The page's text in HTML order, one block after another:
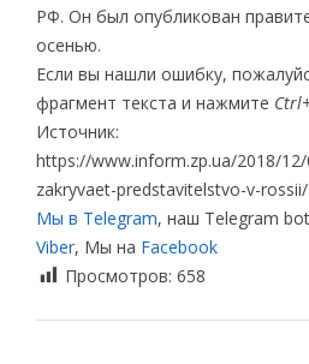
РФ. Он был опубликован
осенью.
Если вы нашли ошибку,
фрагмент текста и нажмите
Источник:
https://www.inform.zp.ua/2018/
zakryvaet-predstavitelstvo-v-rossii/
Мы в Telegram, наш Telegram
Viber, Мы на Facebook
Просмотров: 658